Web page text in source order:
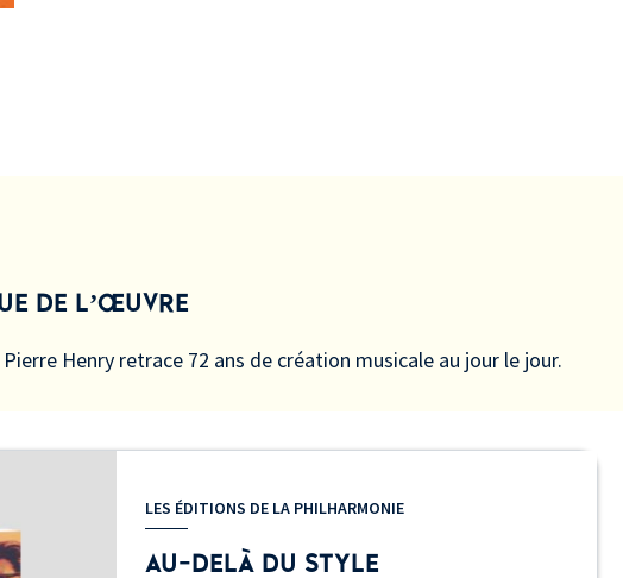
DE L’ŒUVRE
Henry retrace 72 ans de création musicale au jour le jour.
LES ÉDITIONS DE LA PHILHARMONIE
AU-DELÀ DU STYLE